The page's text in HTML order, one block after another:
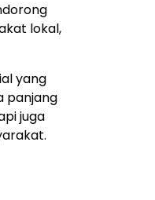
lokal,
yang
panjang
juga